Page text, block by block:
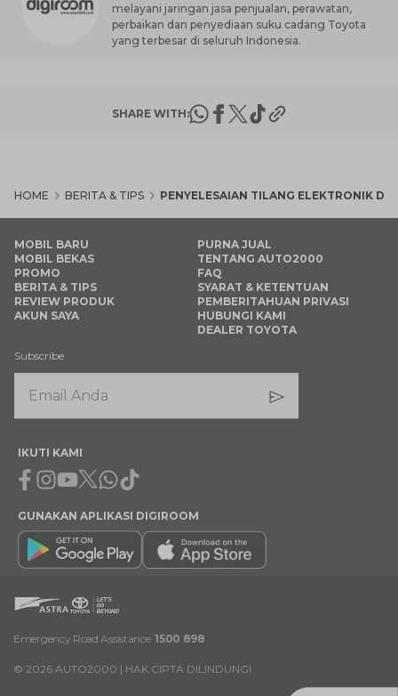
melayani jaringan jasa penjualan, perawatan,
perbaikan dan penyediaan suku cadang Toyota
yang terbesar di seluruh Indonesia.
SHARE WITH:
HOME BERITA & TIPS PENYELESAIAN TILANG ELEKTRONIK DI
MOBIL BARU
MOBIL BEKAS
PROMO
BERITA & TIPS
REVIEW PRODUK
AKUN SAYA
PURNA JUAL
TENTANG AUTO2000
FAQ
SYARAT & KETENTUAN
PEMBERITAHUAN PRIVASI
HUBUNGI KAMI
DEALER TOYOTA
Subscribe
IKUTI KAMI
Facebook
Instagram
Youtube
X Whatsapp
Tiktok
GUNAKAN APLIKASI DIGIROOM
Emergency Road Assistance 1500 898
© 2026 AUTO2000 | HAK CIPTA DILINDUNGI